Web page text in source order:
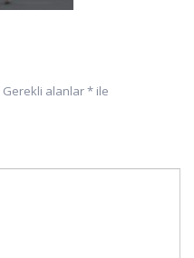
Gerekli alanlar* ile